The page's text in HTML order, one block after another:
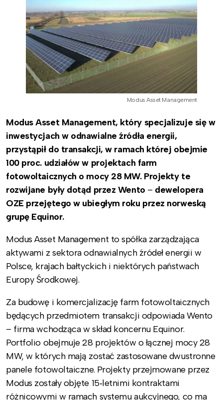
Modus Asset Management
Modus Asset Management, który specjalizuje się w
inwestycjach w odnawialne źródła energii,
przystąpił do transakcji, w ramach której obejmie
100 proc. udziałów w projektach farm
fotowoltaicznych o mocy 28 MW. Projekty te
rozwijane były dotąd przez Wento – dewelopera
OZE przejętego w ubiegłym roku przez norweską
grupę Equinor.
Modus Asset Management to spółka zarządzająca
aktywami z sektora odnawialnych źródeł energii w
Polsce, krajach bałtyckich i niektórych państwach
Europy Środkowej.
Za budowę i komercjalizację farm fotowoltaicznych
będących przedmiotem transakcji odpowiada Wento
– firma wchodząca w skład koncernu Equinor.
Portfolio obejmuje 28 projektów o łącznej mocy 28
MW, w których mają zostać zastosowane dwustronne
panele fotowoltaiczne. Projekty przejmowane przez
Modus zostały objęte 15‑letnimi kontraktami
różnicowymi w ramach systemu aukcyjnego, co ma